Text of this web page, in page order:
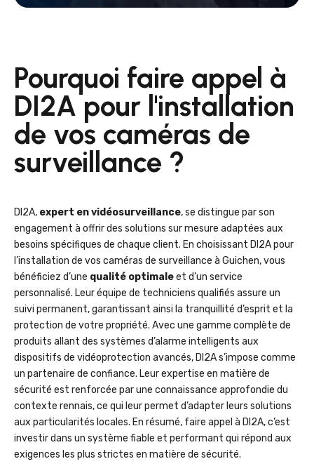
Pourquoi faire appel à
DI2A pour l'installation
de vos caméras de
surveillance ?
DI2A, expert en vidéosurveillance, se distingue par son
engagement à offrir des solutions sur mesure adaptées aux
besoins spécifiques de chaque client. En choisissant DI2A pour
l’installation de vos caméras de surveillance à Guichen, vous
bénéficiez d’une qualité optimaleet d’un service
personnalisé. Leur équipe de techniciens qualifiés assure un
suivi permanent, garantissant ainsi la tranquillité d’esprit et la
protection de votre propriété. Avec une gamme complète de
produits allant des systèmes d’alarme intelligents aux
dispositifs de vidéoprotection avancés, DI2A s’impose comme
un partenaire de confiance. Leur expertise en matière de
sécurité est renforcée par une connaissance approfondie du
contexte rennais, ce qui leur permet d’adapter leurs solutions
aux particularités locales. En résumé, faire appel à DI2A, c’est
investir dans un système fiable et performant qui répond aux
exigences les plus strictes en matière de sécurité.